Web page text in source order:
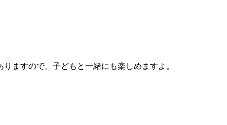
ますので、子どもと一緒にも楽しめますよ。